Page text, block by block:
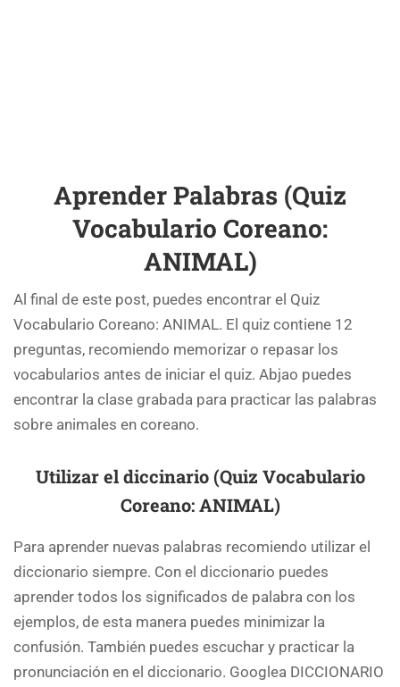
Aprender Palabras (Quiz
Vocabulario Coreano:
ANIMAL)
Al final de este post, puedes encontrar el Quiz
Vocabulario Coreano: ANIMAL. El quiz contiene 12
preguntas, recomiendo memorizar o repasar los
vocabularios antes de iniciar el quiz. Abjao puedes
encontrar la clase grabada para practicar las palabras
sobre animales en coreano.
Utilizar el diccinario (Quiz Vocabulario
Coreano: ANIMAL)
Para aprender nuevas palabras recomiendo utilizar el
diccionario siempre. Con el diccionario puedes
aprender todos los significados de palabra con los
ejemplos, de esta manera puedes minimizar la
confusión. También puedes escuchar y practicar la
pronunciación en el diccionario. Googlea DICCIONARIO